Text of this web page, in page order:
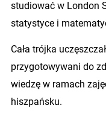
studiować w London
statystyce i
Cała trójka
przygotowywani do
wiedzę w ramach
hiszpańsku.